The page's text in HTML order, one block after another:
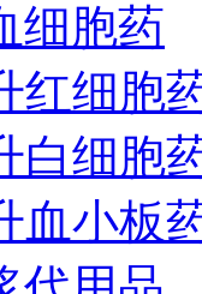
细胞药
红细胞
白细胞
血小板